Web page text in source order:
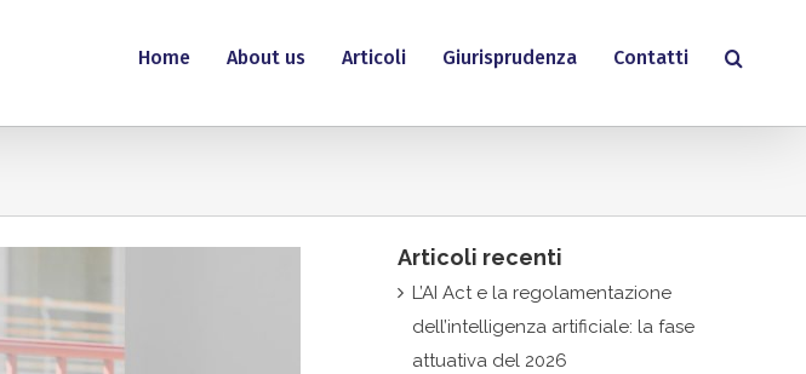
Home About us Articoli Giurisprudenza Contatti
Articoli recenti
L’AI Act e la regolamentazione
dell’intelligenza artificiale: la fase
attuativa del 2026